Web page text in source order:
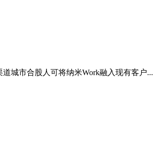
城市合股人可将纳米Work融入现有客户...